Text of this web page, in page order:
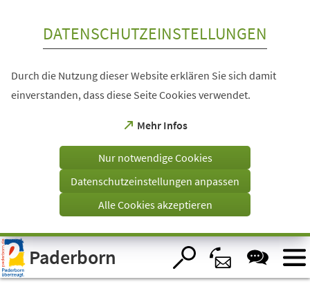
Visuelle
Assistenzsoftware
öffnen.
DATENSCHUTZEINSTELLUNGEN
Durch die Nutzung dieser Website erklären Sie sich damit
einverstanden, dass diese Seite Cookies verwendet.
Mehr Infos
(Öffnet
einem
Tab)
Nur notwendige Cookies
Datenschutzeinstellungen anpassen
Alle Cookies akzeptieren
Paderborn